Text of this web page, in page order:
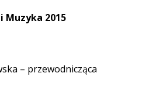
Muzyka 2015
– przewodnicząca